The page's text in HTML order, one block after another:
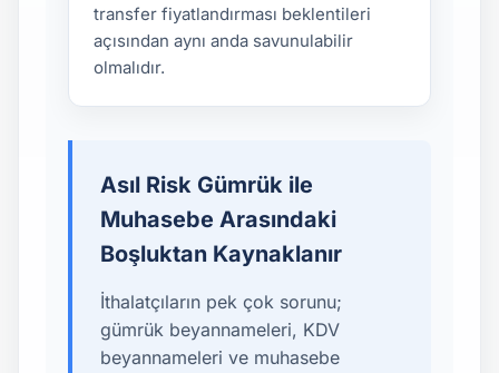
transfer fiyatlandırması beklentileri
açısından aynı anda savunulabilir
olmalıdır.
Asıl Risk Gümrük ile
Muhasebe Arasındaki
Boşluktan Kaynaklanır
İthalatçıların pek çok sorunu;
gümrük beyannameleri, KDV
beyannameleri ve muhasebe